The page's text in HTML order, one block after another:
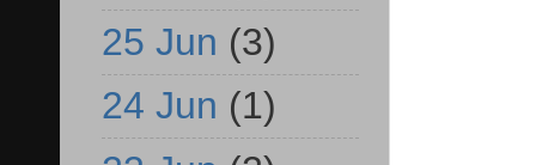
25 Jun (3)
24 Jun (1)